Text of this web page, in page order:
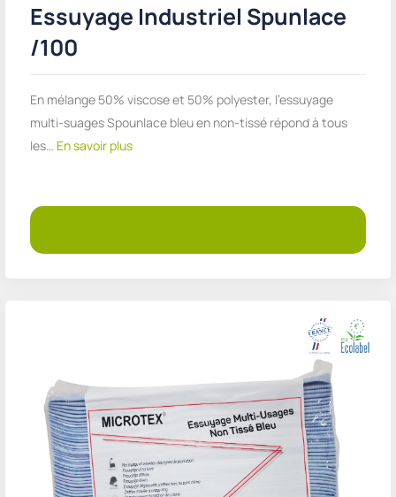
Essuyage Industriel Spunlace
/100
En mélange 50% viscose et 50% polyester, l'essuyage
multi-suages Spounlace bleu en non-tissé répond à tous
les… En savoir plus